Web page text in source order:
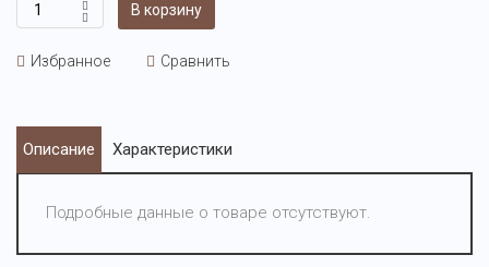
В корзину
Избранное Сравнить
Описание Характеристики
Подробные данные о товаре отсутствуют.